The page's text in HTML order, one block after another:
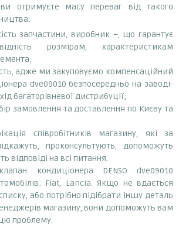
отримуєте масу переваг від такого
запчастини, виробник –, що гарантує
розмірам, характеристикам
адже ми закуповуємо компенсаційний
dve09010 безпосередньо на заводі-
багаторівневої дистрибуції;
замовлення та доставлення по Києву та
співробітників магазину, які за
проконсультують, допоможуть
відповіді на всі питання.
кондиціонера DENSO dve09010
Fiat, Lancia. Якщо не вдається
або потрібно підібрати іншу деталь
магазину, вони допоможуть вам
проблему.